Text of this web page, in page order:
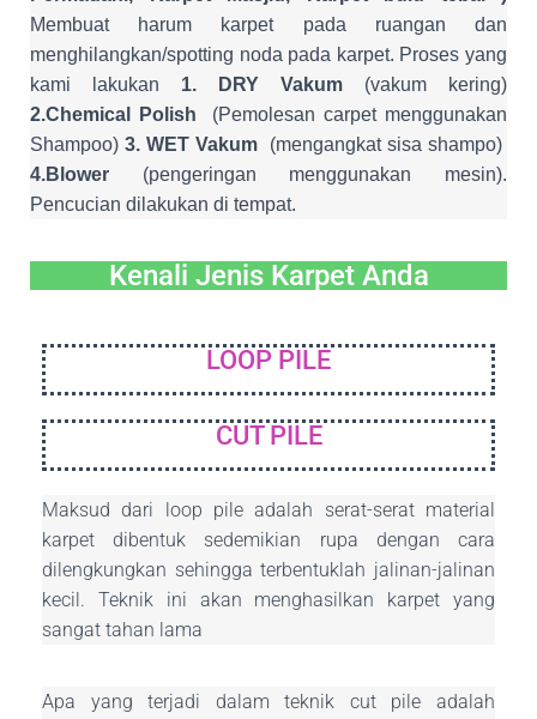
Membuat harum karpet pada ruangan dan
menghilangkan/spotting noda pada karpet. Proses yang
kami lakukan 1. DRY Vakum (vakum kering)
2.Chemical Polish (Pemolesan carpet menggunakan
Shampoo) 3. WET Vakum (mengangkat sisa shampo)
4.Blower (pengeringan menggunakan mesin).
Pencucian dilakukan di tempat.
Kenali Jenis Karpet Anda
LOOP PILE
CUT PILE
Maksud dari loop pile adalah serat-serat material
karpet dibentuk sedemikian rupa dengan cara
dilengkungkan sehingga terbentuklah jalinan-jalinan
kecil. Teknik ini akan menghasilkan karpet yang
sangat tahan lama
Apa yang terjadi dalam teknik cut pile adalah